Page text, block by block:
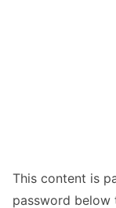
This content is
password below